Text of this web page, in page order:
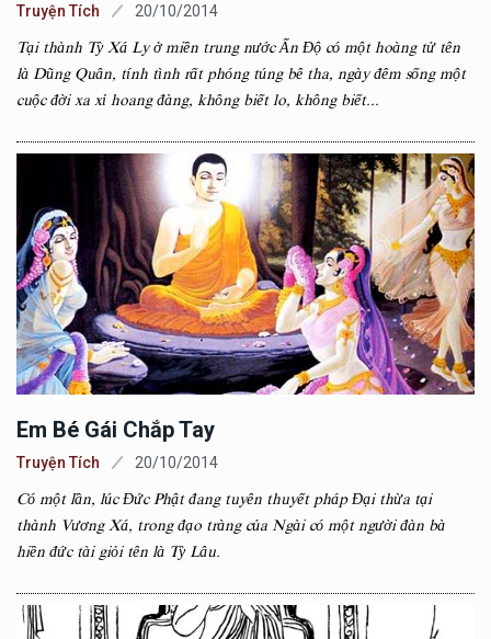
Truyện Tích 20/10/2014
Tại thành Tỳ Xá Ly ở miền trung nước Ấn Độ có một hoàng tử tên
là Dũng Quân, tính tình rất phóng túng bê tha, ngày đêm sống một
cuộc đời xa xỉ hoang đàng, không biết lo, không biết...
Em Bé Gái Chắp Tay
Truyện Tích 20/10/2014
Có một lần, lúc Đức Phật đang tuyên thuyết pháp Đại thừa tại
thành Vương Xá, trong đạo tràng của Ngài có một người đàn bà
hiền đức tài giỏi tên là Tỳ Lâu.